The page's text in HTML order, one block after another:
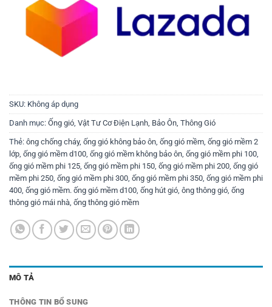
SKU: Không áp dụng
Danh mục: Ống gió, Vật Tư Cơ Điện Lạnh, Bảo Ôn, Thông Gió
Thẻ: ông chống cháy, ống gió không bảo ôn, ống gió mềm, ống gió mềm 2
lớp, ống gió mềm d100, ống gió mềm không bảo ôn, ống gió mềm phi 100,
ống gió mềm phi 125, ống gió mềm phi 150, ống gió mềm phi 200, ống gió
mềm phi 250, ống gió mềm phi 300, ống gió mềm phi 350, ống gió mềm phi
400, ống gió mềm. ống gió mềm d100, ống hút gió, ông thông gió, ống
thông gió mái nhà, ống thông gió mềm
MÔ TẢ
THÔNG TIN BỔ SUNG